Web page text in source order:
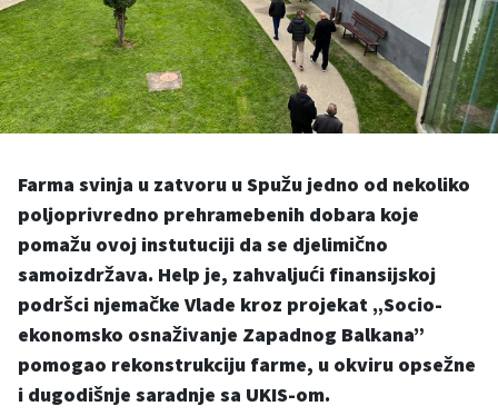
Farma svinja u zatvoru u Spužu jedno od nekoliko
poljoprivredno prehramebenih dobara koje
pomažu ovoj instutuciji da se djelimično
samoizdržava. Help je, zahvaljući finansijskoj
podršci njemačke Vlade kroz projekat „Socio-
ekonomsko osnaživanje Zapadnog Balkana”
pomogao rekonstrukciju farme, u okviru opsežne
i dugodišnje saradnje sa UKIS-om.